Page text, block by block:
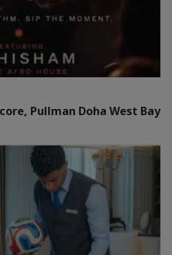
Pullman Doha West Bay